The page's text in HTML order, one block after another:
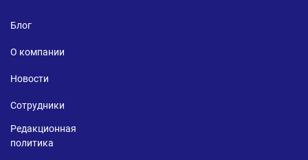
Блог
О компании
Новости
Сотрудники
Редакционная
политика